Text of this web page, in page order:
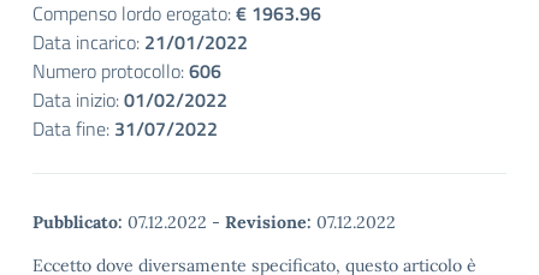
Compenso lordo erogato:€ 1963.96
Data incarico: 21/01/2022
Numero protocollo:606
Data inizio:01/02/2022
Data fine: 31/07/2022
Pubblicato: 07.12.2022 - Revisione: 07.12.2022
Eccetto dove diversamente specificato, questo articolo è